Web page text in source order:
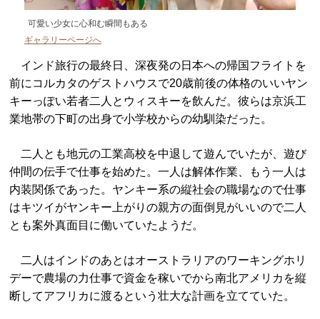
可愛い少女に心和む瞬間もある
ギャラリーページへ
インド旅行の最終日、深夜発の日本への帰国フライトを
前にコルカタのゲストハウスで20歳前後の体格のいいヤン
キーっぽい若者二人とウィスキーを飲んだ。彼らは京浜工
業地帯の下町の出身で小学校からの幼馴染だった。
二人とも地元の工業高校を中退して遊んでいたが、遊び
仲間の伝手で仕事を始めた。一人は解体作業、もう一人は
内装関係であった。ヤンキー系の縦社会の職場なので仕事
はキツイがヤンキー上がりの親方の面倒見がいいので二人
とも案外真面目に働いていたようだ。
二人はインドのあとはオーストラリアのワーキングホリ
デーで農場の力仕事で資金を稼いでから南北アメリカを縦
断してアフリカに渡るという壮大な計画を立てていた。